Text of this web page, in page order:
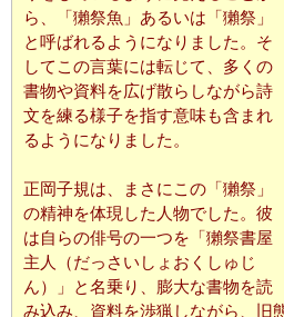
ら、「獺祭魚」あるいは「獺祭」
と呼ばれるようになりました。そ
してこの言葉には転じて、多くの
書物や資料を広げ散らしながら詩
文を練る様子を指す意味も含まれ
るようになりました。
正岡子規は、まさにこの「獺祭」
の精神を体現した人物でした。彼
は自らの俳号の一つを「獺祭書屋
主人（だっさいしょおくしゅじ
ん）」と名乗り、膨大な書物を読
み込み、資料を渉猟しながら、旧